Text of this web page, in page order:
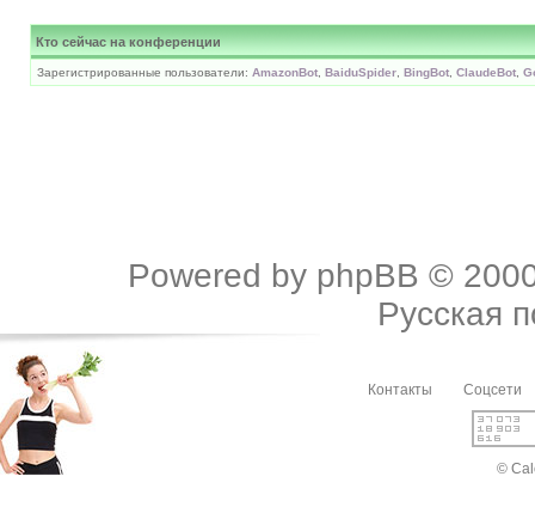
Кто сейчас на конференции
Зарегистрированные пользователи: AmazonBot BaiduSpider BingBot ClaudeBot
Powered by phpBB ©
Русская
Контакты Соцсети
©